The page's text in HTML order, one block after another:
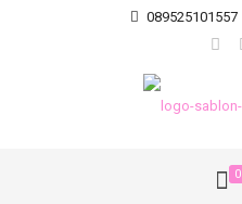
089525101557
0